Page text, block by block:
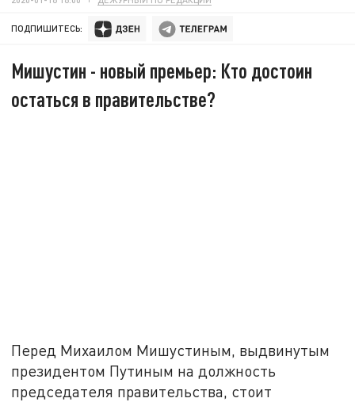
ПОДПИШИТЕСЬ:
Мишустин - новый премьер: Кто достоин
остаться в правительстве?
Перед Михаилом Мишустиным, выдвинутым
президентом Путиным на должность
председателя правительства, стоит